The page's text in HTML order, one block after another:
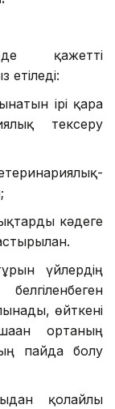
қажетті
етіледі:
ірі қара
тексеру
кәдеге
үйлердің
өйткені
ортаның
пайда болу
қолайлы